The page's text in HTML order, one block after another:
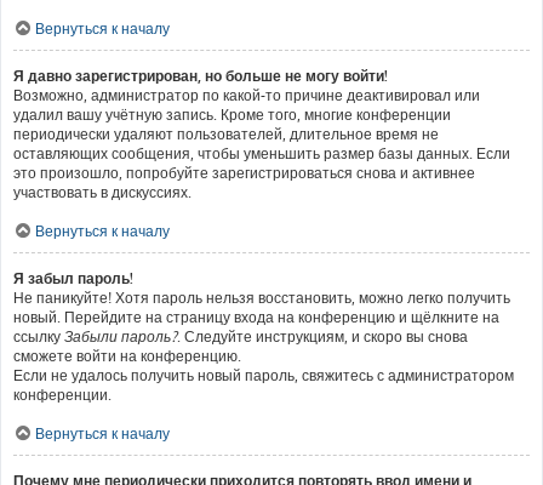
Вернуться к началу
Я давно зарегистрирован, но больше не могу войти!
Возможно, администратор по какой-то причине деактивировал или
удалил вашу учётную запись. Кроме того, многие конференции
периодически удаляют пользователей, длительное время не
оставляющих сообщения, чтобы уменьшить размер базы данных. Если
это произошло, попробуйте зарегистрироваться снова и активнее
участвовать в дискуссиях.
Вернуться к началу
Я забыл пароль!
Не паникуйте! Хотя пароль нельзя восстановить, можно легко получить
новый. Перейдите на страницу входа на конференцию и щёлкните на
ссылку Забыли пароль?. Следуйте инструкциям, и скоро вы снова
сможете войти на конференцию.
Если не удалось получить новый пароль, свяжитесь с администратором
конференции.
Вернуться к началу
Почему мне периодически приходится повторять ввод имени и